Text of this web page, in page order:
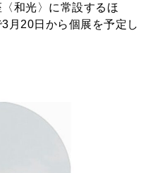
和光〉に常設するほ
月20日から個展を予定し